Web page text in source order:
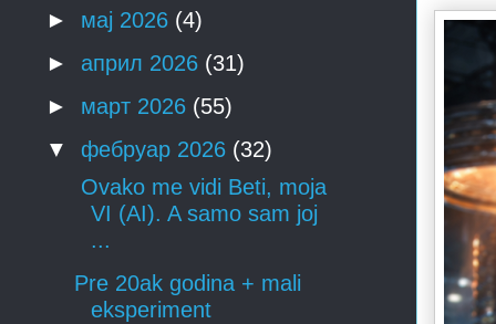
► мај 2026 (4)
► април 2026 (31)
► март 2026 (55)
▼ фебруар 2026 (32)
Ovako me vidi Beti, moja
VI (AI). A samo sam joj
...
Pre 20ak godina + mali
eksperiment